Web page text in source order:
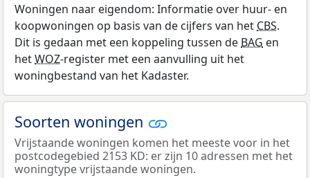
Woningen naar eigendom: Informatie over huur- en
koopwoningen op basis van de cijfers van het CBS.
Dit is gedaan met een koppeling tussen de BAG en
hetWOZ-register met een aanvulling uit het
woningbestand van het Kadaster.
Soorten woningen
Vrijstaande woningen komen het meeste voor in het
postcodegebied 2153 KD: er zijn 10 adressen met het
woningtype vrijstaande woningen.